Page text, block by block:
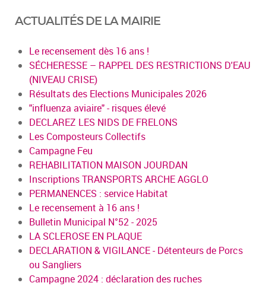
ACTUALITÉS DE LA MAIRIE
Le recensement dès 16 ans !
SÉCHERESSE – RAPPEL DES RESTRICTIONS D'EAU
(NIVEAU CRISE)
Résultats des Elections Municipales 2026
"influenza aviaire" - risques élevé
DECLAREZ LES NIDS DE FRELONS
Les Composteurs Collectifs
Campagne Feu
REHABILITATION MAISON JOURDAN
Inscriptions TRANSPORTS ARCHE AGGLO
PERMANENCES : service Habitat
Le recensement à 16 ans !
Bulletin Municipal N°52 - 2025
LA SCLEROSE EN PLAQUE
DECLARATION & VIGILANCE - Détenteurs de Porcs
ou Sangliers
Campagne 2024 : déclaration des ruches